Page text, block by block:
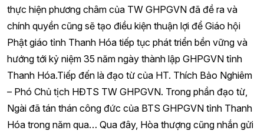
thực hiện phương châm của TW GHPGVN đã đề ra và
chính quyền cũng sẽ tạo điều kiện thuận lợi để Giáo hội
Phật giáo tỉnh Thanh Hóa tiếp tục phát triển bền vững và
hướng tới kỷ niệm 35 năm ngày thành lập GHPGVN tỉnh
Thanh Hóa.Tiếp đến là đạo từ của HT. Thích Bảo Nghiêm
– Phó Chủ tịch HĐTS TW GHPGVN. Trong phần đạo từ,
Ngài đã tán thán công đức của BTS GHPGVN tỉnh Thanh
Hóa trong năm qua… Qua đây, Hòa thượng cũng nhắn gửi